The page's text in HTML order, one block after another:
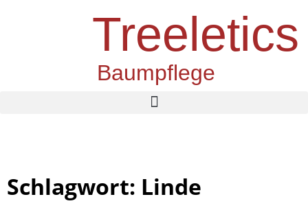
Treeletics
Baumpflege
Schlagwort: Linde